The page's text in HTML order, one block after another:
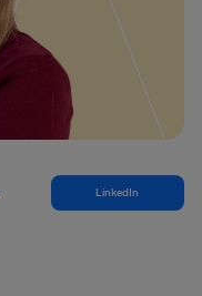
LinkedIn